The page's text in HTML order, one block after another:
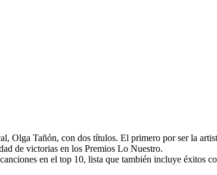
Olga Tañón, con dos títulos. El primero por ser la
de victorias en los Premios Lo Nuestro.
en el top 10, lista que también incluye éxitos